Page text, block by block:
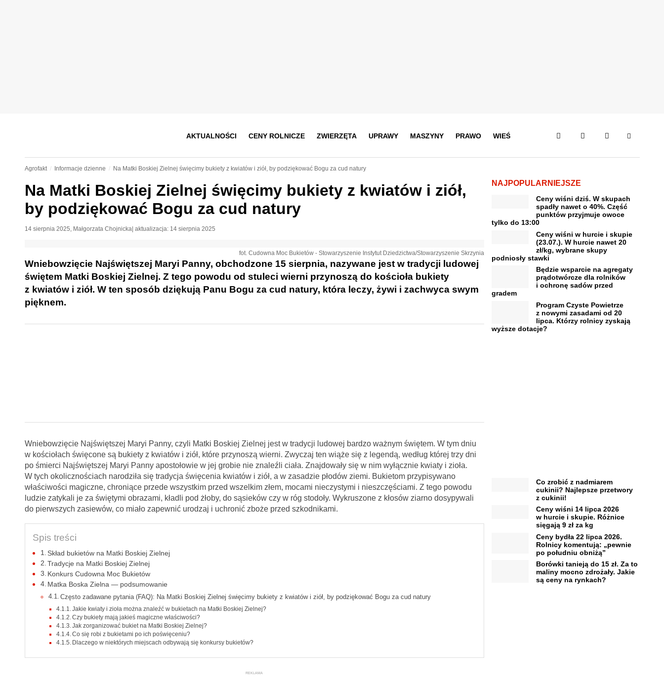
AKTUALNOŚCI CENY ROLNICZE ZWIERZĘTA UPRAWY MASZYNY PRAWO WIEŚ
Agrofakt Informacje dzienne Na Matki Boskiej Zielnej święcimy bukiety z kwiatów i ziół, by podziękować Bogu za cud natury
Na Matki Boskiej Zielnej święcimy bukiety z kwiatów i ziół,
by podziękować Bogu za cud natury
14 sierpnia 2025, Małgorzata Chojnicka| aktualizacja: 14 sierpnia 2025
fot. Cudowna Moc Bukietów - Stowarzyszenie Instytut Dziedzictwa/Stowarzyszenie Skrzynia
Wniebowzięcie Najświętszej Maryi Panny, obchodzone 15 sierpnia, nazywane jest w tradycji ludowej
świętem Matki Boskiej Zielnej. Z tego powodu od stuleci wierni przynoszą do kościoła bukiety
z kwiatów i ziół. W ten sposób dziękują Panu Bogu za cud natury, która leczy, żywi i zachwyca swym
pięknem.
Wniebowzięcie Najświętszej Maryi Panny, czyli Matki Boskiej Zielnej jest w tradycji ludowej bardzo ważnym świętem. W tym dniu
w kościołach święcone są bukiety z kwiatów i ziół, które przynoszą wierni. Zwyczaj ten wiąże się z legendą, według której trzy dni
po śmierci Najświętszej Maryi Panny apostołowie w jej grobie nie znaleźli ciała. Znajdowały się w nim wyłącznie kwiaty i zioła.
W tych okolicznościach narodziła się tradycja święcenia kwiatów i ziół, a w zasadzie płodów ziemi. Bukietom przypisywano
właściwości magiczne, chroniące przede wszystkim przed wszelkim złem, mocami nieczystymi i nieszczęściami. Z tego powodu
ludzie zatykali je za świętymi obrazami, kładli pod żłoby, do sąsieków czy w róg stodoły. Wykruszone z kłosów ziarno dosypywali
do pierwszych zasiewów, co miało zapewnić urodzaj i uchronić zboże przed szkodnikami.
Spis treści
Skład bukietów na Matki Boskiej Zielnej
Tradycje na Matki Boskiej Zielnej
Konkurs Cudowna Moc Bukietów
Matka Boska Zielna — podsumowanie
Często zadawane pytania (FAQ): Na Matki Boskiej Zielnej święcimy bukiety z kwiatów i ziół, by podziękować Bogu za cud natury
Jakie kwiaty i zioła można znaleźć w bukietach na Matki Boskiej Zielnej?
Czy bukiety mają jakieś magiczne właściwości?
Jak zorganizować bukiet na Matki Boskiej Zielnej?
Co się robi z bukietami po ich poświęceniu?
Dlaczego w niektórych miejscach odbywają się konkursy bukietów?
REKLAMA
NAJPOPULARNIEJSZE
Ceny wiśni dziś. W skupach
spadły nawet o 40%. Część
punktów przyjmuje owoce
tylko do 13:00
Ceny wiśni w hurcie i skupie
(23.07.). W hurcie nawet 20
zł/kg, wybrane skupy
podniosły stawki
Będzie wsparcie na agregaty
prądotwórcze dla rolników
i ochronę sadów przed
gradem
Program Czyste Powietrze
z nowymi zasadami od 20
lipca. Którzy rolnicy zyskają
wyższe dotacje?
Co zrobić z nadmiarem
cukinii? Najlepsze przetwory
z cukinii!
Ceny wiśni 14 lipca 2026
w hurcie i skupie. Różnice
sięgają 9 zł za kg
Ceny bydła 22 lipca 2026.
Rolnicy komentują: „pewnie
po południu obniżą”
Borówki tanieją do 15 zł. Za to
maliny mocno zdrożały. Jakie
są ceny na rynkach?